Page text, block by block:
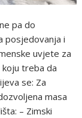
pa do
posjedovanja i
uvjete za
treba da
se: Za
masa
– Zimski